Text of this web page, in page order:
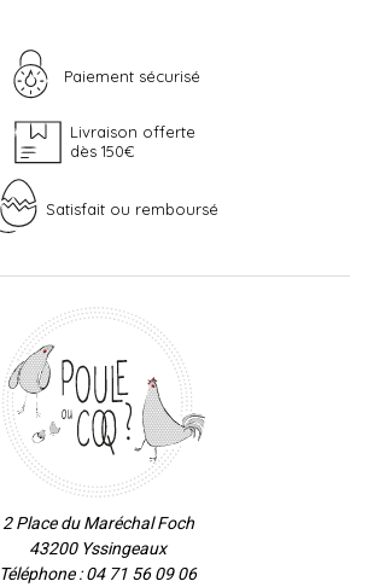
Paiement sécurisé
Livraison offerte
dès 150€
Satisfait ou remboursé
2 Place du Maréchal Foch
43200 Yssingeaux
Téléphone : 04 71 56 09 06